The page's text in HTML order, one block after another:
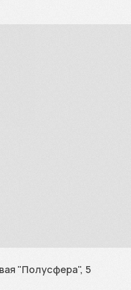
"Полусфера", 5